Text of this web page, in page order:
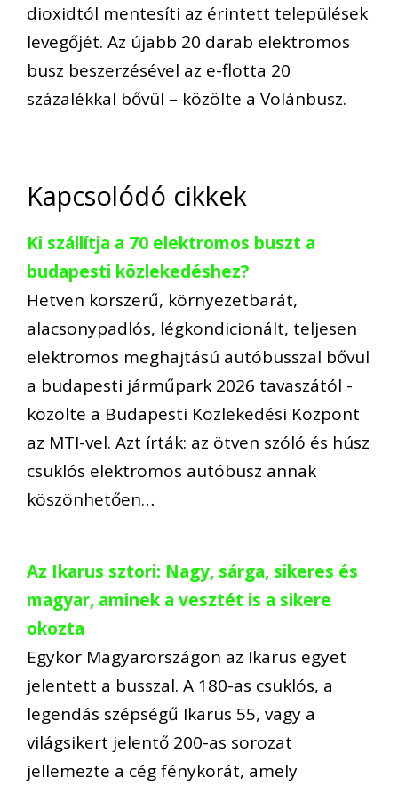
dioxidtól mentesíti az érintett települések
levegőjét. Az újabb 20 darab elektromos
busz beszerzésével az e-flotta 20
százalékkal bővül – közölte a Volánbusz.
Kapcsolódó cikkek
Ki szállítja a 70 elektromos buszt a
budapesti közlekedéshez?
Hetven korszerű, környezetbarát,
alacsonypadlós, légkondicionált, teljesen
elektromos meghajtású autóbusszal bővül
a budapesti járműpark 2026 tavaszától -
közölte a Budapesti Közlekedési Központ
az MTI-vel. Azt írták: az ötven szóló és húsz
csuklós elektromos autóbusz annak
köszönhetően…
Az Ikarus sztori: Nagy, sárga, sikeres és
magyar, aminek a vesztét is a sikere
okozta
Egykor Magyarországon az Ikarus egyet
jelentett a busszal. A 180-as csuklós, a
legendás szépségű Ikarus 55, vagy a
világsikert jelentő 200-as sorozat
jellemezte a cég fénykorát, amely